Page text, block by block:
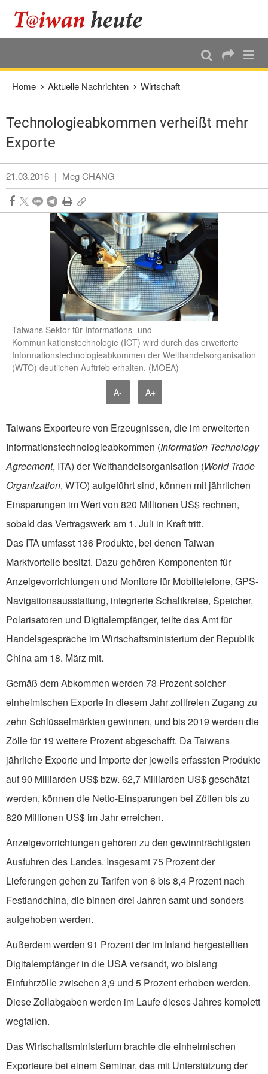
Direkt weiter zum Haupt-Inhalt
Home Aktuelle Nachrichten Wirtschaft
Technologieabkommen verheißt mehr
Exporte
21.03.2016 | Meg CHANG
Taiwans Sektor für Informations- und
Kommunikationstechnologie (ICT) wird durch das erweiterte
Informationstechnologieabkommen der Welthandelsorganisation
(WTO) deutlichen Auftrieb erhalten. (MOEA)
A- A+
Taiwans Exporteure von Erzeugnissen, die im erweiterten
Informationstechnologieabkommen (Information Technology
Agreement, ITA) der Welthandelsorganisation (World Trade
Organization, WTO) aufgeführt sind, können mit jährlichen
Einsparungen im Wert von 820 Millionen US$ rechnen,
sobald das Vertragswerk am 1. Juli in Kraft tritt.
Das ITA umfasst 136 Produkte, bei denen Taiwan
Marktvorteile besitzt. Dazu gehören Komponenten für
Anzeigevorrichtungen und Monitore für Mobiltelefone, GPS-
Navigationsausstattung, integrierte Schaltkreise, Speicher,
Polarisatoren und Digitalempfänger, teilte das Amt für
Handelsgespräche im Wirtschaftsministerium der Republik
China am 18. März mit.
Gemäß dem Abkommen werden 73 Prozent solcher
einheimischen Exporte in diesem Jahr zollfreien Zugang zu
zehn Schlüsselmärkten gewinnen, und bis 2019 werden die
Zölle für 19 weitere Prozent abgeschafft. Da Taiwans
jährliche Exporte und Importe der jeweils erfassten Produkte
auf 90 Milliarden US$ bzw. 62,7 Milliarden US$ geschätzt
werden, können die Netto-Einsparungen bei Zöllen bis zu
820 Millionen US$ im Jahr erreichen.
Anzeigevorrichtungen gehören zu den gewinnträchtigsten
Ausfuhren des Landes. Insgesamt 75 Prozent der
Lieferungen gehen zu Tarifen von 6 bis 8,4 Prozent nach
Festlandchina, die binnen drei Jahren samt und sonders
aufgehoben werden.
Außerdem werden 91 Prozent der im Inland hergestellten
Digitalempfänger in die USA versandt, wo bislang
Einfuhrzölle zwischen 3,9 und 5 Prozent erhoben werden.
Diese Zollabgaben werden im Laufe dieses Jahres komplett
wegfallen.
Das Wirtschaftsministerium brachte die einheimischen
Exporteure bei einem Seminar, das mit Unterstützung der